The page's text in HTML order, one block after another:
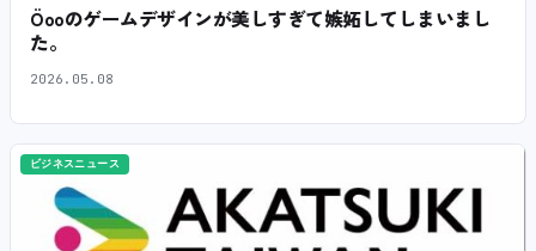
Öooのゲームデザインが美しすぎて嫉妬してしまいまし
た。
2026.05.08
ビジネスニュース